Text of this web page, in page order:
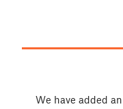
We have added